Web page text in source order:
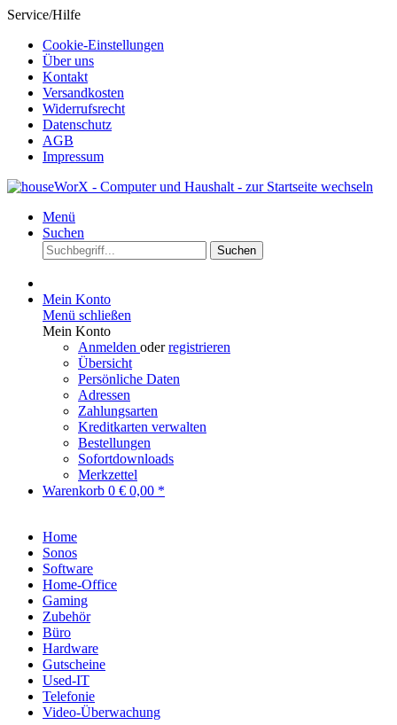
Service/Hilfe
Cookie-Einstellungen
Über uns
Kontakt
Versandkosten
Widerrufsrecht
Datenschutz
AGB
Impressum
Menü
Suchen
Suchen
Mein Konto
Menü schließen
Mein Konto
Anmelden oderregistrieren
Übersicht
Persönliche Daten
Adressen
Zahlungsarten
Kreditkarten verwalten
Bestellungen
Sofortdownloads
Merkzettel
Warenkorb 0 € 0,00 *
Home
Sonos
Software
Home-Office
Gaming
Zubehör
Büro
Hardware
Gutscheine
Used-IT
Telefonie
Video-Überwachung